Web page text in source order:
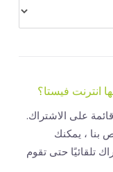
انترنت فيستا؟
قائمة على الاشتراك.
بنا ، يمكنك
تلقائيًا حتى تقوم